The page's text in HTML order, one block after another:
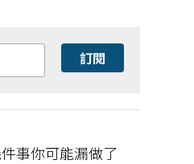
訂閱
事你可能漏做了